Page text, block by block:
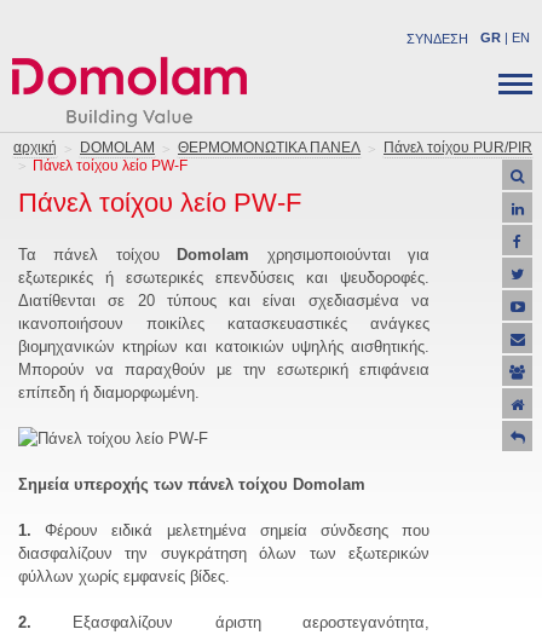
GR | EN
ΣΥΝΔΕΣΗ
ΔΟΜΙΚA ΠΡΟΪΟΝΤΑ
ΛΥΣΕΙΣ
ΕΡΓΑ
ΥΠΟΣΤΗΡΙΞΗ
ΠΡΟΣΦΟΡΕΣ
ΕΤΑΙΡΕΙΑ
ΝΕΑ
ΚΑΡΙΕΡΑ
αρχική DOMOLAM ΘΕΡΜΟΜΟΝΩΤΙΚΑ ΠΑΝΕΛ
Πάνελ τοίχου PUR/PIR
Πάνελ τοίχου λείο PW-F
Πάνελ τοίχου λείο PW-F
Τα πάνελ τοίχου Domolam χρησιμοποιούνται για
εξωτερικές ή εσωτερικές επενδύσεις και ψευδοροφές.
Διατίθενται σε 20 τύπους και είναι σχεδιασμένα να
ικανοποιήσουν ποικίλες κατασκευαστικές ανάγκες
βιομηχανικών κτηρίων και κατοικιών υψηλής αισθητικής.
Μπορούν να παραχθούν με την εσωτερική επιφάνεια
επίπεδη ή διαμορφωμένη.
Σημεία υπεροχής των πάνελ τοίχου Domolam
1.Φέρουν ειδικά μελετημένα σημεία σύνδεσης που
διασφαλίζουν την συγκράτηση όλων των εξωτερικών
φύλλων χωρίς εμφανείς βίδες.
2. Εξασφαλίζουν άριστη αεροστεγανότητα,